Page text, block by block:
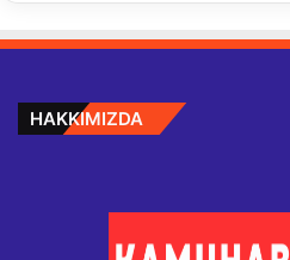
HAKKIMIZDA